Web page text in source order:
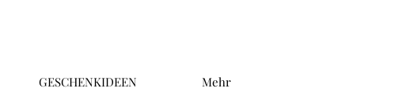
GESCHENKIDEEN Mehr